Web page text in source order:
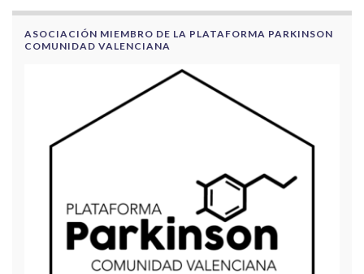
ASOCIACIÓN MIEMBRO DE LA PLATAFORMA PARKINSON
COMUNIDAD VALENCIANA